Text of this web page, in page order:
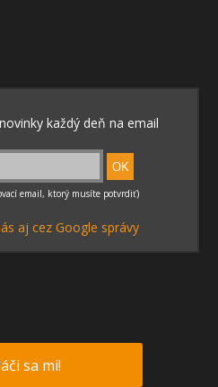
aj cez Google správy
sa mi!